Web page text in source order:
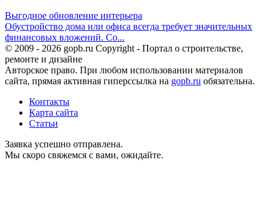
Выгодное обновление интерьера
Обустройство дома или офиса всегда требует значительных
финансовых вложений. Со...
© 2009 - 2026 gopb.ru Copyright - Портал о строительстве,
ремонте и дизайне
Авторское право. При любом использовании материалов
сайта, прямая активная гиперссылка на gopb.ru обязательна.
Контакты
Карта сайта
Статьи
Заявка успешно отправлена.
Мы скоро свяжемся с вами, ожидайте.